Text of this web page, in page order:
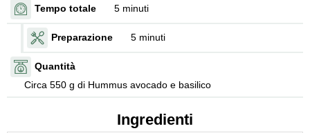
Tempo totale 5 minuti
Preparazione 5 minuti
Quantità
Circa 550 g di Hummus avocado e basilico
Ingredienti